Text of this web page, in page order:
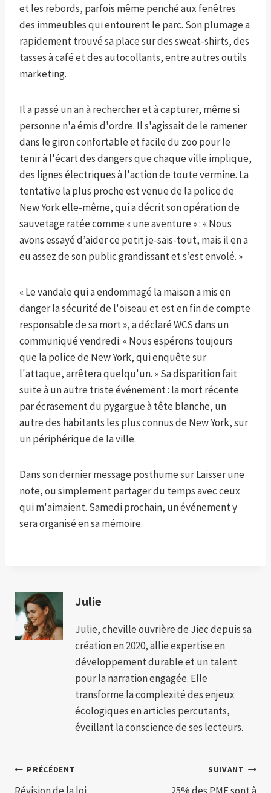
et les rebords, parfois même penché aux fenêtres
des immeubles qui entourent le parc. Son plumage a
rapidement trouvé sa place sur des sweat-shirts, des
tasses à café et des autocollants, entre autres outils
marketing.
Il a passé un an à rechercher et à capturer, même si
personne n'a émis d'ordre. Il s'agissait de le ramener
dans le giron confortable et facile du zoo pour le
tenir à l'écart des dangers que chaque ville implique,
des lignes électriques à l'action de toute vermine. La
tentative la plus proche est venue de la police de
New York elle-même, qui a décrit son opération de
sauvetage ratée comme « une aventure » : « Nous
avons essayé d’aider ce petit je-sais-tout, mais il en a
eu assez de son public grandissant et s’est envolé. »
« Le vandale qui a endommagé la maison a mis en
danger la sécurité de l'oiseau et est en fin de compte
responsable de sa mort », a déclaré WCS dans un
communiqué vendredi. « Nous espérons toujours
que la police de New York, qui enquête sur
l'attaque, arrêtera quelqu'un. » Sa disparition fait
suite à un autre triste événement : la mort récente
par écrasement du pygargue à tête blanche, un
autre des habitants les plus connus de New York, sur
un périphérique de la ville.
Dans son dernier message posthume sur Laisser une
note, ou simplement partager du temps avec ceux
qui m'aimaient. Samedi prochain, un événement y
sera organisé en sa mémoire.
Julie
Julie, cheville ouvrière de Jiec depuis sa
création en 2020, allie expertise en
développement durable et un talent
pour la narration engagée. Elle
transforme la complexité des enjeux
écologiques en articles percutants,
éveillant la conscience de ses lecteurs.
Navigation
PRÉCÉDENT
Révision de la loi
SUIVANT
25% des PME sont à